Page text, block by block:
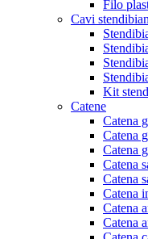
Filo
Cavi
Kit
Catene
Catena
Catena
Catena
Catena
Catena
Catena
Catena
Catena